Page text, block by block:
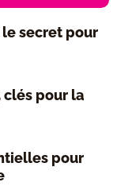
secret pour
clés pour la
pour